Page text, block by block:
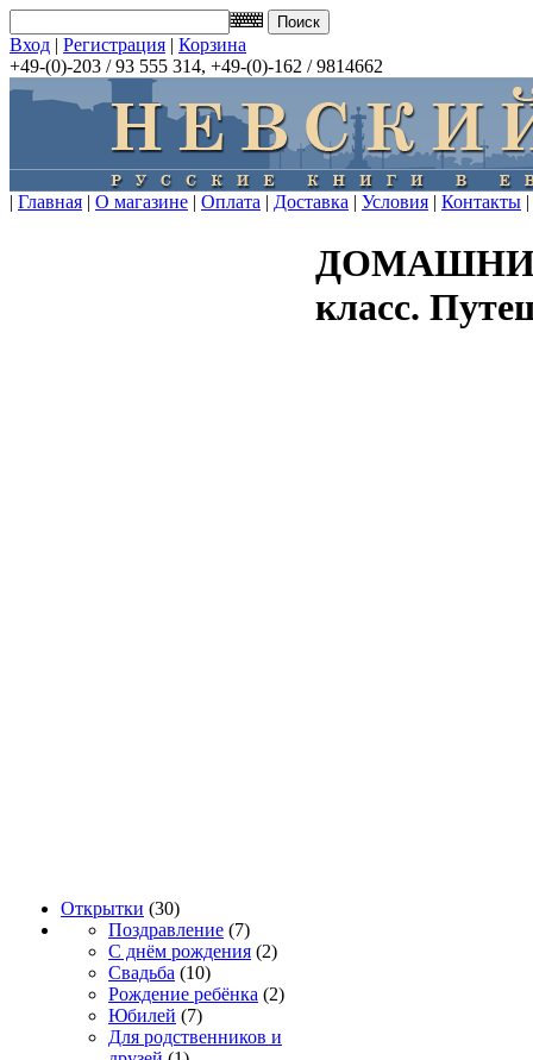
Вход | Регистрация | Корзина
+49-(0)-203 / 93 555 314, +49-(0)-162 / 9814662
| Главная | О магазине | Оплата | Доставка | Условия | Контакты |
Открытки (30)
Поздравление (7)
С днём рождения (2)
Свадьба (10)
Рождение ребёнка (2)
Юбилей (7)
Для родственников и
класс.